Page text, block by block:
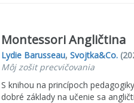
Montessori Angličtina
Lydie Barusseau, Svojtka&Co.
Môj zošit precvičovania
S knihou na princípoch
dobré základy na učenie sa